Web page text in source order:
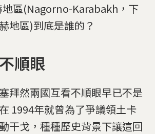
區(Nagorno-Karabakh，下
地區)到底是誰的？
順眼
拜然兩國互看不順眼早已不是
1994年就曾為了爭議領土卡
干戈，種種歷史背景下讓這回